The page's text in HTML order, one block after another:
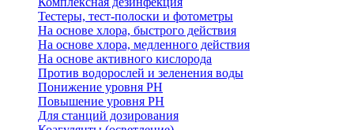
Тестеры, тест-полоски и фотометры
На основе хлора, быстрого действия
На основе хлора, медленного действия
На основе активного кислорода
Против водорослей и зеленения воды
Понижение уровня РН
Повышение уровня РН
Для станций дозирования